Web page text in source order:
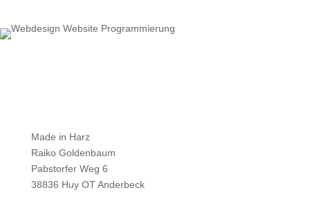
Made in Harz
Raiko Goldenbaum
Pabstorfer Weg 6
38836 Huy OT Anderbeck